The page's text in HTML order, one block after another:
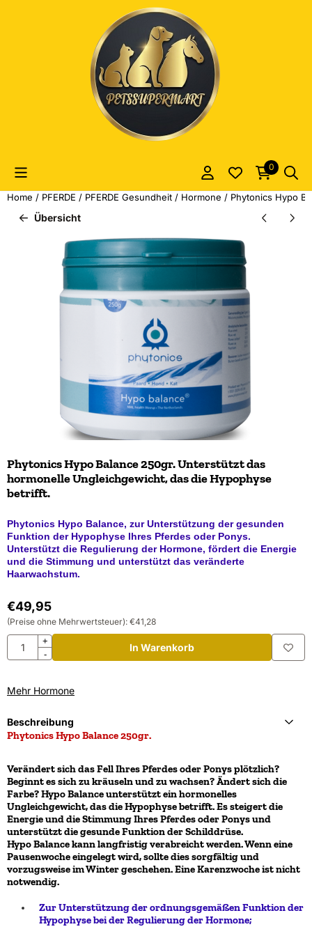
Cookie-Einstellungen sind derzeit geschlossen.
0
Home / PFERDE / PFERDE Gesundheit / Hormone / Phytonics Hypo
Übersicht
Phytonics Hypo Balance 250gr. Unterstützt das
hormonelle Ungleichgewicht, das die Hypophyse
betrifft.
Phytonics Hypo Balance, zur Unterstützung der gesunden
Funktion der Hypophyse Ihres Pferdes oder Ponys.
Unterstützt die Regulierung der Hormone, fördert die Energie
und die Stimmung und unterstützt das veränderte
Haarwachstum.
€49,95
(Preise ohne Mehrwertsteuer): €41,28
Anzahl
+
-
In Warenkorb
Mehr Hormone
Beschreibung
Phytonics Hypo Balance 250gr.
Verändert sich das Fell Ihres Pferdes oder Ponys plötzlich?
Beginnt es sich zu kräuseln und zu wachsen? Ändert sich die
Farbe? Hypo Balance unterstützt ein hormonelles
Ungleichgewicht, das die Hypophyse betrifft. Es steigert die
Energie und die Stimmung Ihres Pferdes oder Ponys und
unterstützt die gesunde Funktion der Schilddrüse.
Hypo Balance kann langfristig verabreicht werden. Wenn eine
Pausenwoche eingelegt wird, sollte dies sorgfältig und
vorzugsweise im Winter geschehen. Eine Karenzwoche ist nicht
notwendig.
Zur Unterstützung der ordnungsgemäßen Funktion der
Hypophyse bei der Regulierung der Hormone;